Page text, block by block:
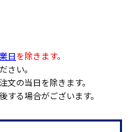
日を除きます。
さい。
の当日を除きます。
る場合がございます。